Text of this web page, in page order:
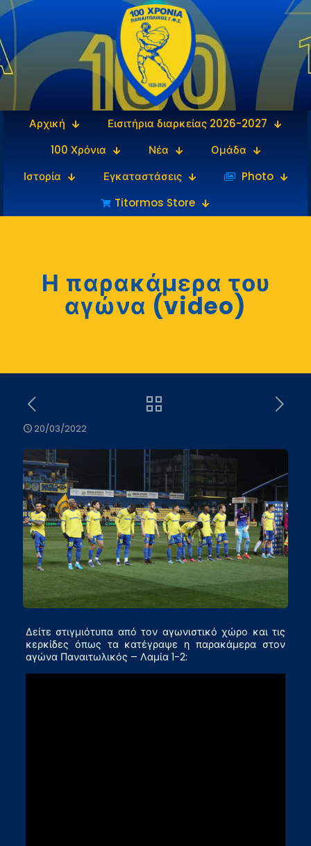
Αρχική
Εισιτήρια διαρκείας 2026-2027
100 Χρόνια
Νέα
Ομάδα
Ιστορία
Εγκαταστάσεις
‎‏‏‎ ‎Photo
Titormos Store
Η παρακάμερα του
αγώνα (video)
20/03/2022
Δείτε στιγμιότυπα από τον αγωνιστικό χώρο και τις
κερκίδες όπως τα κατέγραψε η παρακάμερα στον
αγώνα Παναιτωλικός – Λαμία 1-2: